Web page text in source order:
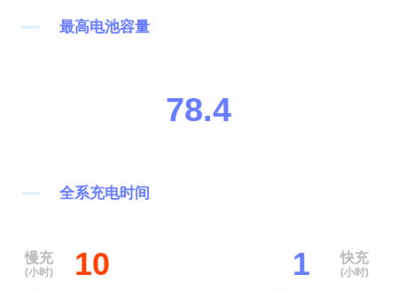
最高电池容量
78.4
全系充电时间
慢充
(小时) 10 1 快充
(小时)